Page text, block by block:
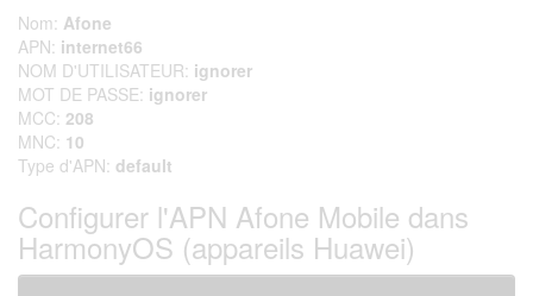
Nom: Afone
APN: internet66
NOM D'UTILISATEUR: ignorer
MOT DE PASSE: ignorer
MCC: 208
MNC: 10
Type d'APN: default
Configurer l'APN Afone Mobile dans
HarmonyOS (appareils Huawei)